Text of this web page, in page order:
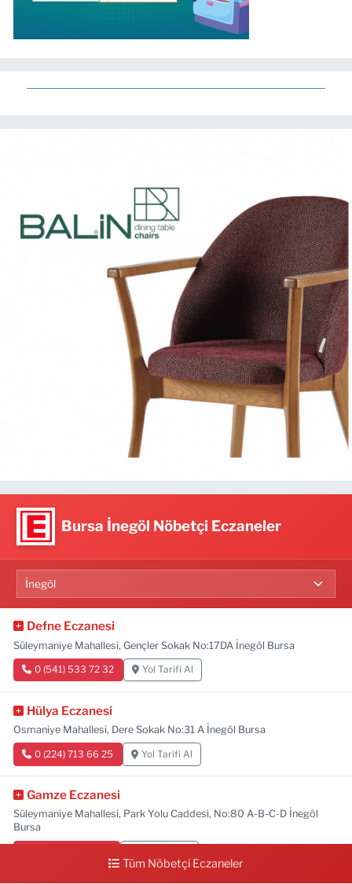
'ara eleman' alarmı
Bursa İnegöl Nöbetçi Eczaneler
Defne Eczanesi
Süleymaniye Mahallesi, Gençler Sokak No:17DA İnegöl Bursa
0 (541) 533 72 32 Yol Tarifi Al
Hülya Eczanesi
Osmaniye Mahallesi, Dere Sokak No:31 A İnegöl Bursa
0 (224) 713 66 25 Yol Tarifi Al
Gamze Eczanesi
Süleymaniye Mahallesi, Park Yolu Caddesi, No:80 A-B-C-D İnegöl
Bursa
Tüm Nöbetçi Eczaneler